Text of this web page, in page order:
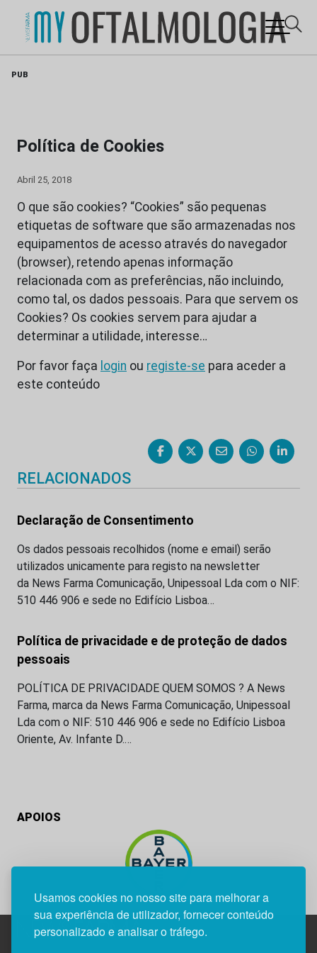
Usamos cookies no nosso site para melhorar a
sua experiência de utilizador, fornecer conteúdo
personalizado e analisar o tráfego.
PUB
Política de Cookies
Abril 25, 2018
O que são cookies? “Cookies” são pequenas
etiquetas de software que são armazenadas nos
equipamentos de acesso através do navegador
(browser), retendo apenas informação
relacionada com as preferências, não incluindo,
como tal, os dados pessoais. Para que servem os
Cookies? Os cookies servem para ajudar a
determinar a utilidade, interesse…
Por favor faça login ou registe-se para aceder a
este conteúdo
RELACIONADOS
Declaração de Consentimento
Os dados pessoais recolhidos (nome e email) serão
utilizados unicamente para registo na newsletter
da News Farma Comunicação, Unipessoal Lda com o NIF:
510 446 906 e sede no Edifício Lisboa…
Política de privacidade e de proteção de dados
pessoais
POLÍTICA DE PRIVACIDADE QUEM SOMOS ? A News
Farma, marca da News Farma Comunicação, Unipessoal
Lda com o NIF: 510 446 906 e sede no Edifício Lisboa
Oriente, Av. Infante D.…
APOIOS